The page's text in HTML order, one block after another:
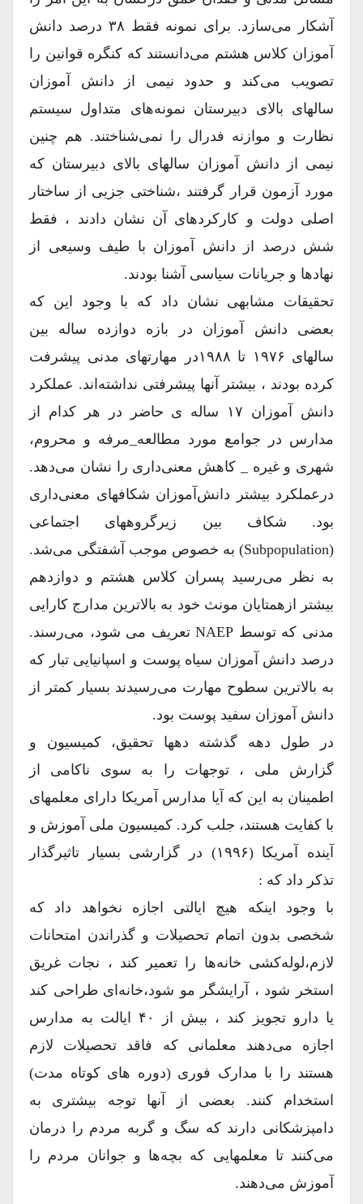
آشکار می‌سازد. برای نمونه فقط ۳۸ درصد دانش
آموزان کلاس هشتم می‌دانستند که کنگره قوانین را
تصویب می‌کند و حدود نیمی از دانش آموزان
سالهای بالای دبیرستان نمونه‌های متداول سیستم
نظارت و موازنه فدرال را نمی‌شناختند. هم چنین
نیمی از دانش آموزان سالهای بالای دبیرستان که
مورد آزمون قرار گرفتند ،شناختی جزیی از ساختار
اصلی دولت و کارکردهای آن نشان دادند ، فقط
شش درصد از دانش آموزان با طیف وسیعی از
نهادها و جریانات سیاسی آشنا بودند.
تحقیقات مشابهی نشان داد که با وجود این که
بعضی دانش آموزان در بازه دوازده ساله بین
سالهای ۱۹۷۶ تا ۱۹۸۸در مهارتهای مدنی پیشرفت
کرده بودند ، بیشتر آنها پیشرفتی نداشته‌اند. عملکرد
دانش آموزان ۱۷ ساله ی حاضر در هر کدام از
مدارس در جوامع مورد مطالعه_مرفه و محروم،
شهری و غیره _ کاهش معنی‌داری را نشان می‌دهد.
درعملکرد بیشتر دانش‌آموزان شکافهای معنی‌داری
بود. شکاف بین زیرگروههای اجتماعی
(subpopulation) به خصوص موجب آشفتگی می‌شد.
به نظر می‌رسید پسران کلاس هشتم و دوازدهم
بیشتر ازهمتایان مونث خود به بالاترین مدارج کارایی
مدنی که توسط NAEP تعریف می شود، می‌رسند.
درصد دانش آموزان سیاه پوست و اسپانیایی تبار که
به بالاترین سطوح مهارت می‌رسیدند بسیار کمتر از
دانش آموزان سفید پوست بود.
در طول دهه گذشته دهها تحقیق، کمیسیون و
گزارش ملی ، توجهات را به سوی ناکامی از
اطمینان به این که آیا مدارس آمریکا دارای معلمهای
با کفایت هستند، جلب کرد. کمیسیون ملی آموزش و
آینده آمریکا (۱۹۹۶) در گزارشی بسیار تاثیرگذار
تذکر داد که :
با وجود اینکه هیچ ایالتی اجازه نخواهد داد که
شخصی بدون اتمام تحصیلات و گذراندن امتحانات
لازم،لوله‌‌کشی خانه‌ها را تعمیر کند ، نجات غریق
استخر شود ، آرایشگر مو شود،خانه‌ای طراحی کند
یا دارو تجویز کند ، بیش از ۴۰ ایالت به مدارس
اجازه می‌دهند معلمانی که فاقد تحصیلات لازم
هستند را با مدارک فوری (دوره های کوتاه مدت)
استخدام کنند. بعضی از آنها توجه بیشتری به
دامپزشکانی دارند که سگ و گربه مردم را درمان
می‌کنند تا معلمهایی که بچه‌ها و جوانان مردم را
آموزش می‌دهند.